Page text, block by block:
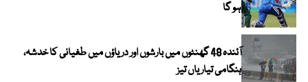
ہو گا
آئندہ 48 گھنٹوں میں بارشوں اور دریاؤں میں طغیانی کا خدشہ،
ہنگامی تیاریاں تیز